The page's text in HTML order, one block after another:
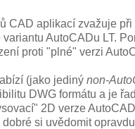
CAD aplikací zvažuje
AutoCADu LT.
proti "plné" verzi
(jako jediný non-
DWG formátu a je
2D verze
dobré si uvědomit